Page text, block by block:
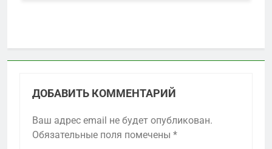
ДОБАВИТЬ КОММЕНТАРИЙ
Ваш адрес email не будет опубликован.
Обязательные поля помечены *